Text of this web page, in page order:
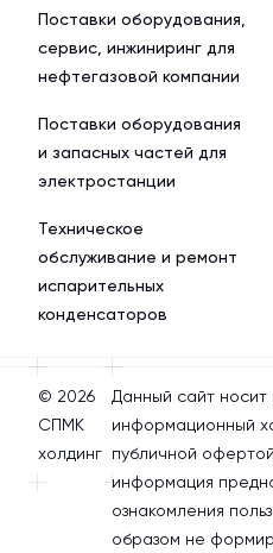
Поставки оборудования,
сервис, инжиниринг для
нефтегазовой компании
Поставки оборудования
и запасных частей для
электростанции
Техническое
обслуживание и ремонт
испарительных
конденсаторов
© 2026
СПМК
холдинг
Данный сайт носит
информационный
публичной
информация
ознакомления
образом не